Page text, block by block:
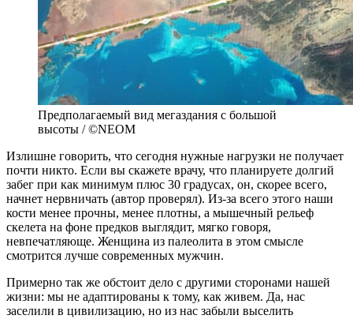
Предполагаемый вид мегаздания с большой
высоты / ©NEOM
Излишне говорить, что сегодня нужные нагрузки не получает
почти никто. Если вы скажете врачу, что планируете долгий
забег при как минимум плюс 30 градусах, он, скорее всего,
начнет нервничать (автор проверял). Из-за всего этого наши
кости менее прочны, менее плотны, а мышечный рельеф
скелета на фоне предков выглядит, мягко говоря,
невпечатляюще. Женщина из палеолита в этом смысле
смотрится лучше современных мужчин.
Примерно так же обстоит дело с другими сторонами нашей
жизни: мы не адаптированы к тому, как живем. Да, нас
заселили в цивилизацию, но из нас забыли выселить